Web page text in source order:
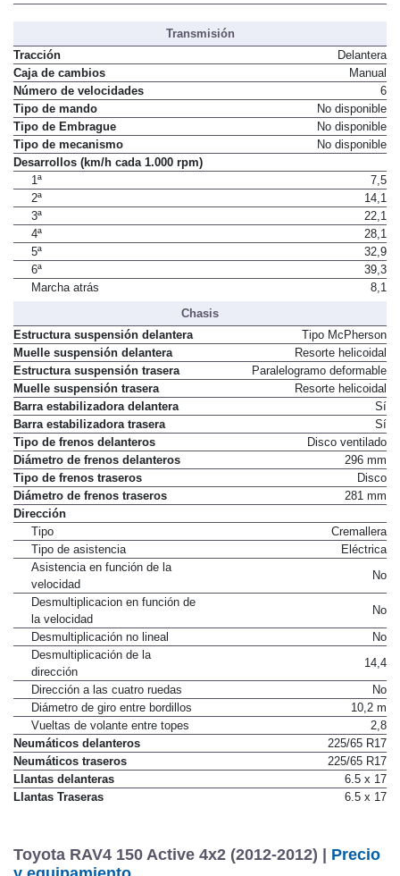
Transmisión
Tracción
Delantera
Caja de cambios
Manual
Número de velocidades
6
Tipo de mando
No disponible
Tipo de Embrague
No disponible
Tipo de mecanismo
No disponible
Desarrollos (km/h cada 1.000 rpm)
1ª
7,5
2ª
14,1
3ª
22,1
4ª
28,1
5ª
32,9
6ª
39,3
Marcha atrás
8,1
Chasis
Estructura suspensión delantera
Tipo McPherson
Muelle suspensión delantera
Resorte helicoidal
Estructura suspensión trasera
Paralelogramo deformable
Muelle suspensión trasera
Resorte helicoidal
Barra estabilizadora delantera
Sí
Barra estabilizadora trasera
Sí
Tipo de frenos delanteros
Disco ventilado
Diámetro de frenos delanteros
296 mm
Tipo de frenos traseros
Disco
Diámetro de frenos traseros
281 mm
Dirección
Tipo
Cremallera
Tipo de asistencia
Eléctrica
Asistencia en función de la
velocidad
No
Desmultiplicacion en función de
la velocidad
No
Desmultiplicación no lineal
No
Desmultiplicación de la
dirección
14,4
Dirección a las cuatro ruedas
No
Diámetro de giro entre bordillos
10,2 m
Vueltas de volante entre topes
2,8
Neumáticos delanteros
225/65 R17
Neumáticos traseros
225/65 R17
Llantas delanteras
6.5 x 17
Llantas Traseras
6.5 x 17
Toyota RAV4 150 Active 4x2 (2012-2012) | Precio